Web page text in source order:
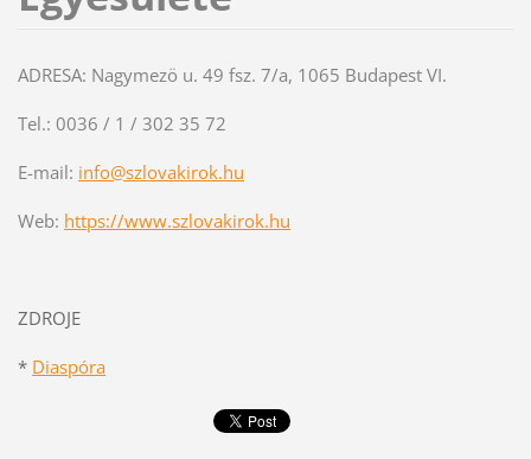
ADRESA: Nagymezö u. 49 fsz. 7/a, 1065 Budapest VI.
Tel.: 0036 / 1 / 302 35 72
E-mail: info@szlovakirok.hu
Web: https://www.szlovakirok.hu
ZDROJE
* Diaspóra